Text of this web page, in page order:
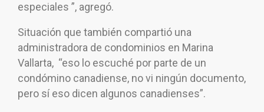
especiales ”, agregó.
Situación que también compartió una
administradora de condominios en Marina
Vallarta, “eso lo escuché por parte de un
condómino canadiense, no vi ningún documento,
pero sí eso dicen algunos canadienses”.